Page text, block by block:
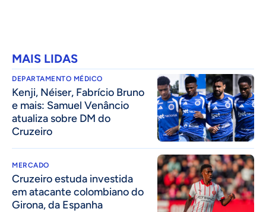
MAIS LIDAS
DEPARTAMENTO MÉDICO
Kenji, Néiser, Fabrício Bruno
e mais: Samuel Venâncio
atualiza sobre DM do
Cruzeiro
MERCADO
Cruzeiro estuda investida
em atacante colombiano do
Girona, da Espanha